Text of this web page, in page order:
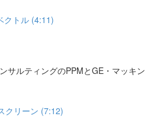
クトル (4:11)
ルティングのPPMとGE・マッキン
クリーン (7:12)